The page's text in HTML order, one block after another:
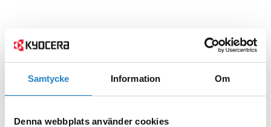
Samtycke Information Om
Denna webbplats använder cookies